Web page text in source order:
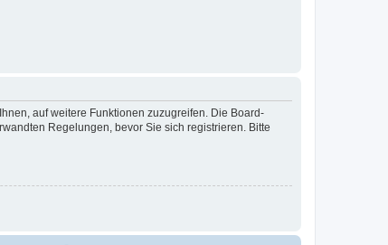
auf weitere Funktionen zuzugreifen. Die Board-
Regelungen, bevor Sie sich registrieren. Bitte